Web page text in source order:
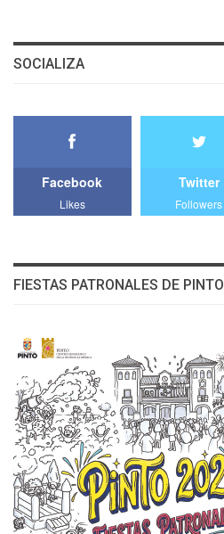
SOCIALIZA
Facebook
Likes
Twitter
Followers
FIESTAS PATRONALES DE PINTO